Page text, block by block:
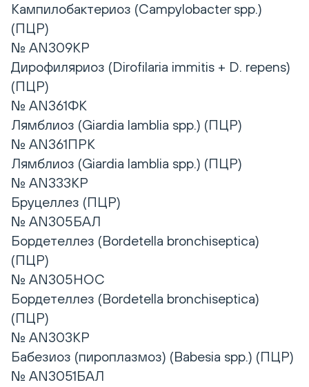
Кампилобактериоз (Campylobacter spp.)
(ПЦР)
№ AN309КР
Дирофиляриоз (Dirofilaria immitis + D. repens)
(ПЦР)
№ AN361ФК
Лямблиоз (Giardia lamblia spp.) (ПЦР)
№ AN361ПРК
Лямблиоз (Giardia lamblia spp.) (ПЦР)
№ AN333КР
Бруцеллез (ПЦР)
№ AN305БАЛ
Бордетеллез (Bordetella bronchiseptica)
(ПЦР)
№ AN305НОС
Бордетеллез (Bordetella bronchiseptica)
(ПЦР)
№ AN303КР
Бабезиоз (пироплазмоз) (Babesia spp.) (ПЦР)
№ AN3051БАЛ